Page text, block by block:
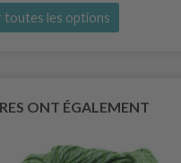
toutes les options
ONT ÉGALEMENT